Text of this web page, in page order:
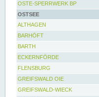
OSTE-SPERRWERK BP
OSTSEE
ALTHAGEN
BARHÖFT
BARTH
ECKERNFÖRDE
FLENSBURG
GREIFSWALD OIE
GREIFSWALD-WIECK